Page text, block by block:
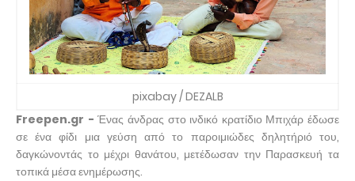
pixabay / DEZALB
Freepen.gr - Ένας άνδρας στο ινδικό κρατίδιο Μπιχάρ έδωσε
σε ένα φίδι μια γεύση από το παροιμιώδες δηλητήριό του,
δαγκώνοντάς το μέχρι θανάτου, μετέδωσαν την Παρασκευή τα
τοπικά μέσα ενημέρωσης.